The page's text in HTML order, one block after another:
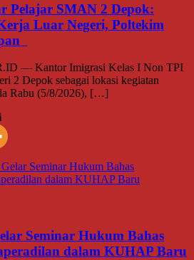
Pelajar SMAN 2 Depok:
Luar Negeri, Poltekim
— Kantor Imigrasi Kelas I Non TPI
2 Depok sebagai lokasi kegiatan
Rabu (5/8/2026), […]
Seminar Hukum Bahas
dalam KUHAP Baru